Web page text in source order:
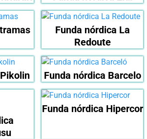
Funda nórdica La
Redoute
Funda nórdica Barcelo
Funda nórdica Hipercor